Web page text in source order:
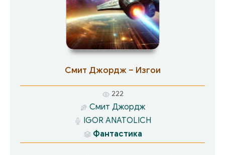
Смит Джордж – Изгои
222
Смит Джордж
IGOR ANATOLICH
Фантастика